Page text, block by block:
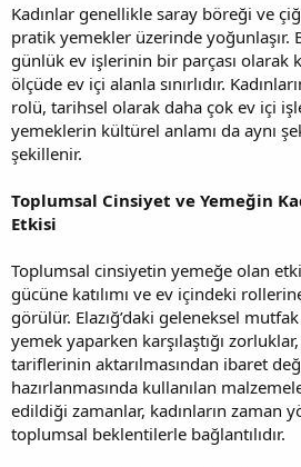
Kadınlar genellikle saray böreği ve
pratik yemekler üzerinde yoğunlaşır.
günlük ev işlerinin bir parçası olarak
ölçüde ev içi alanla sınırlıdır.
rolü, tarihsel olarak daha çok ev içi
yemeklerin kültürel anlamı da aynı
şekillenir.
Toplumsal Cinsiyet ve Yemeğin
Etkisi
Toplumsal cinsiyetin yemeğe olan
gücüne katılımı ve ev içindeki
görülür. Elazığ’daki geleneksel
yemek yaparken karşılaştığı
tariflerinin aktarılmasından ibaret
hazırlanmasında kullanılan
edildiği zamanlar, kadınların zaman
toplumsal beklentilerle bağlantılıdır.